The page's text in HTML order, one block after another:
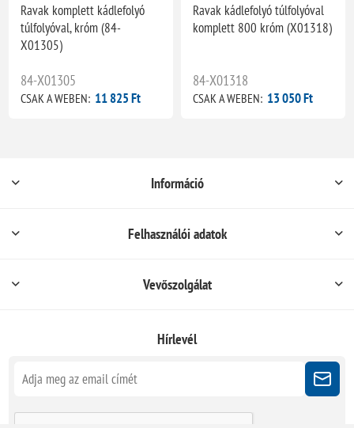
Ravak komplett kádlefolyó
túlfolyóval, króm (84-
X01305)
84-X01305
CSAK A WEBEN: 11 825 Ft
Ravak kádlefolyó túlfolyóval
komplett 800 króm (X01318)
84-X01318
CSAK A WEBEN: 13 050 Ft
Információ
Felhasználói adatok
Vevőszolgálat
Hírlevél